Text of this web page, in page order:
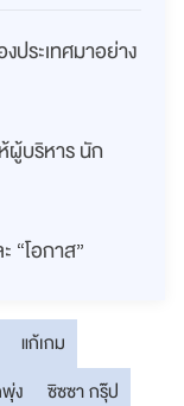
ประเทศมาอย่าง
ผู้บริหาร นัก
“โอกาส”
แก้เกม
ง ซิซซา กรุ๊ป